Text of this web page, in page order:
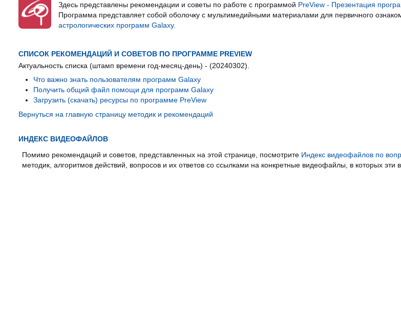
Здесь представлены рекомендации и советы по работе с программой PreView - Презентация
Программа представляет собой оболочку с мультимедийными материалами для первичного
астрологических программ Galaxy.
СПИСОК РЕКОМЕНДАЦИЙ И СОВЕТОВ ПО ПРОГРАММЕ PREVIEW
Актуальность списка (штамп времени год-месяц-день) - (20240302).
Что важно знать пользователям программ Galaxy
Получить общий файл помощи для программ Galaxy
Загрузить (скачать) ресурсы по программе PreView
Вернуться на главную страницу методик и рекомендаций
ИНДЕКС ВИДЕОФАЙЛОВ
Помимо рекомендаций и советов, представленных на этой странице, посмотрите Индекс видеофайлов по
методик, алгоритмов действий, вопросов и их ответов со ссылками на конкретные видеофайлы, в которых эти